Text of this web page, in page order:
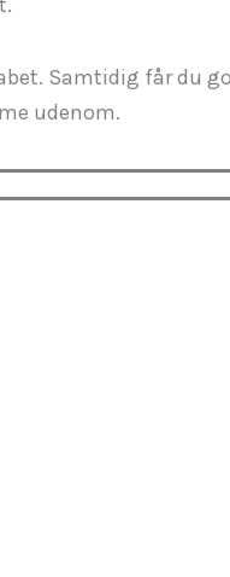
Samtidig får du
udenom.